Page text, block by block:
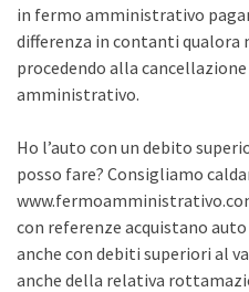
in fermo amministrativo
differenza in contanti qualora
procedendo alla
amministrativo.
Ho l’auto con un debito
posso fare? Consigliamo
con referenze acquistano
anche con debiti superiori al
anche della relativa